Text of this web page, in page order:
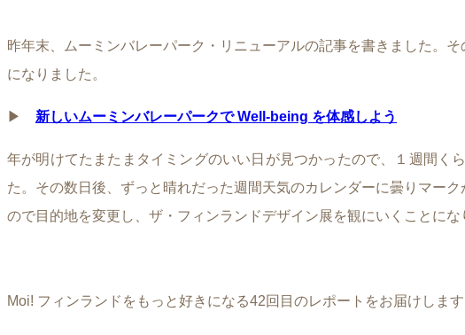
昨年末、ムーミンバレーパーク・リニューアルの記事を書きました。
になりました。
▶︎ 新しいムーミンバレーパークで Well-being を体感しよう
年が明けてたまたまタイミングのいい日が見つかったので、１週間く
た。その数日後、ずっと晴れだった週間天気のカレンダーに曇りマー
ので目的地を変更し、ザ・フィンランドデザイン展を観にいくことに
Moi! フィンランドをもっと好きになる42回目のレポートをお届けしま